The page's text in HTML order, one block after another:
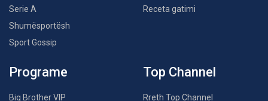
Serie A
Shumësportësh
Sport Gossip
Receta gatimi
Programe
Big Brother VIP
Top Channel
Rreth Top Channel